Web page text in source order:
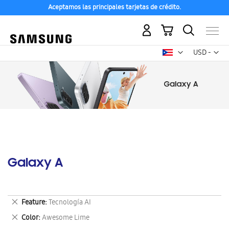
Aceptamos las principales tarjetas de crédito.
USD -
dólar
Mi carrito
Galaxy A
Feature Tecnología AI
Eliminar
este
artículo
Color Awesome Lime
Eliminar